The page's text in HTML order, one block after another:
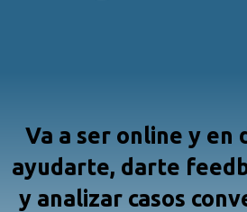
Va a ser online y en
ayudarte, darte
y analizar casos